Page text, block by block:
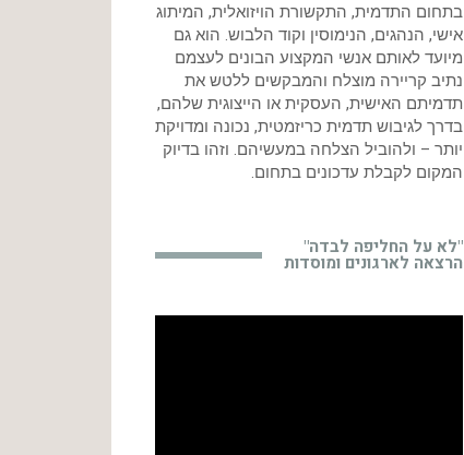
בתחום התדמית, התקשורת הויזואלית, המיתוג
אישי, הנהגים, הנימוסין וקוד הלבוש. הוא גם
מיועד לאותם אנשי המקצוע הבונים לעצמם
נתיב קריירה מוצלח והמבקשים ללטש את
תדמיתם האישית, העסקית או הייצוגית שלהם,
בדרך לגיבוש תדמית כריזמטית, נכונה ומדויקת
יותר – ולהוביל הצלחה במעשיהם. וזהו בדיוק
המקום לקבלת עדכונים בתחום.
"לא על החליפה לבדה"
הרצאה לארגונים ומוסדות